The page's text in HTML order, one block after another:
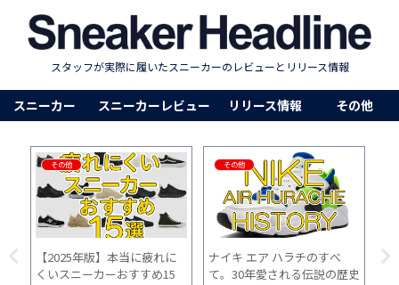
スタッフが実際に履いたスニーカーのレビューとリリース情報
スニーカー スニーカーレビュー リリース情報 その他
その他
【シダス】インソール コン
フォート3Dの実力は？ニュ
スニーカー
ニューバランス【Fresh
Foam X 880v15】の「サイズ
ニ